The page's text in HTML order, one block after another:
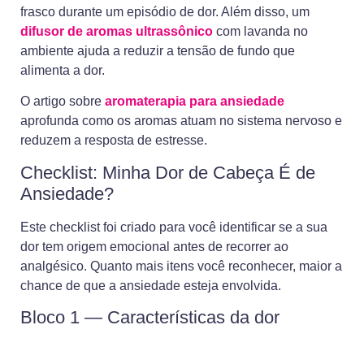
frasco durante um episódio de dor. Além disso, um
difusor de aromas ultrassônico com lavanda no
ambiente ajuda a reduzir a tensão de fundo que
alimenta a dor.
O artigo sobre aromaterapia para ansiedade
aprofunda como os aromas atuam no sistema nervoso e
reduzem a resposta de estresse.
Checklist: Minha Dor de Cabeça É de
Ansiedade?
Este checklist foi criado para você identificar se a sua
dor tem origem emocional antes de recorrer ao
analgésico. Quanto mais itens você reconhecer, maior a
chance de que a ansiedade esteja envolvida.
Bloco 1 — Características da dor